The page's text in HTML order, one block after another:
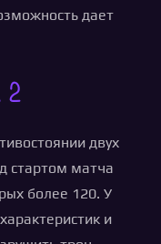
дает
2
двух
стартом матча
более 120. У
и